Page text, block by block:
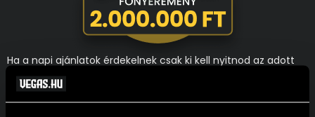
Ha a napi ajánlatok érdekelnek csak ki kell nyitnod az adott
napot, ha a heti ajánlatok érdekelnek azt is megtalálod az
adott napi ablakon belül. Akit a főnyeremény megszerzése
mozgat meg leginkább, annak nincs más dolga, mint egy